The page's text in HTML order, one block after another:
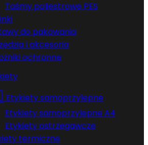
Taśmy poliestrowe PES
do pakowania
i akcesoria
ochronne
Etykiety samoprzylepne
Etykiety samoprzylepne A4
Etykiety ostrzegawcze
termiczne